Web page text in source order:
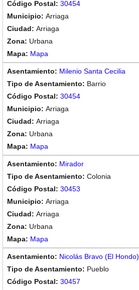
30454
Arriaga
Arriaga
Urbana
Mapa
Milenio Santa Cecilia
Barrio
30454
Arriaga
Arriaga
Urbana
Mapa
Mirador
Colonia
30453
Arriaga
Arriaga
Urbana
Mapa
Nicolás Bravo (El Hondo)
Pueblo
30457